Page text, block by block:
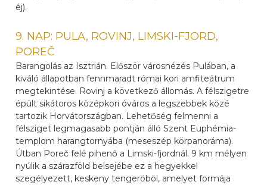
éj).
9. NAP: PULA, ROVINJ, LIMSKI-FJORD,
POREČ
Barangolás az Isztrián. Először városnézés Pulában, a
kiváló állapotban fennmaradt római kori amfiteátrum
megtekintése. Rovinj a következő állomás. A félszigetre
épült sikátoros középkori óváros a legszebbek közé
tartozik Horvátországban. Lehetőség felmenni a
félsziget legmagasabb pontján álló Szent Euphémia-
templom harangtornyába (meseszép körpanoráma).
Útban Poreč felé pihenő a Limski-fjordnál. 9 km mélyen
nyúlik a szárazföld belsejébe ez a hegyekkel
szegélyezett, keskeny tengeröböl, amelyet formája